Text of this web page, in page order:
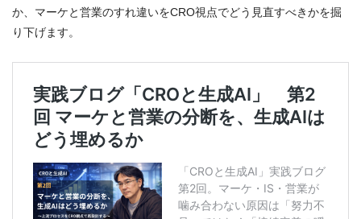
か、マーケと営業のすれ違いをCRO視点でどう見直すべきかを掘
り下げます。